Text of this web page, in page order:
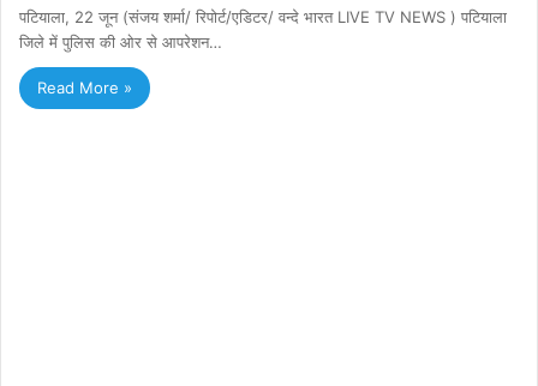
पटियाला, 22 जून (संजय शर्मा/ रिपोर्ट/एडिटर/ वन्दे भारत LIVE TV NEWS ) पटियाला
जिले में पुलिस की ओर से आपरेशन…
Read More »